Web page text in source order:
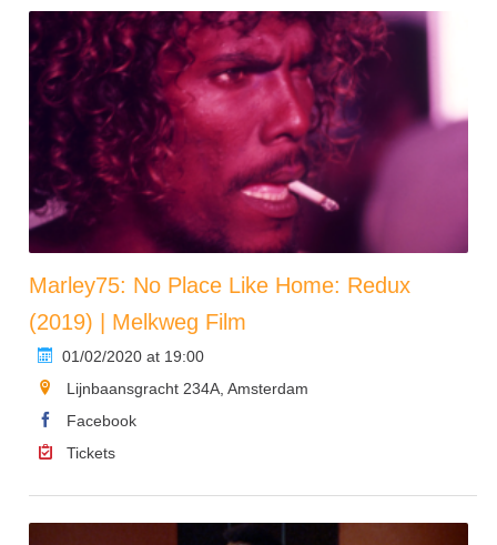
Marley75: No Place Like Home: Redux
(2019) | Melkweg Film
01/02/2020 at 19:00
Lijnbaansgracht 234A, Amsterdam
Facebook
Tickets